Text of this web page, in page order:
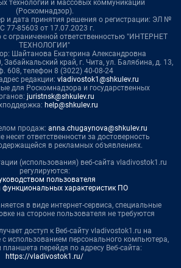
технологий и массовых коммуникаций
(Роскомнадзор).
и дата принятия решения о регистрации: ЭЛ №
77-85603 от 17.07.2023 г.
с ограниченной ответственностью "ИНТЕРНЕТ
ТЕХНОЛОГИИ"
Шайтанова Екатерина Александровна
Забайкальский край, г. Чита, ул. Балябина, д. 13,
608, телефон 8 (3022) 40-08-24
редакции: vladivostok1@shkulev.ru
для Роскомнадзора и государственных
juristnsk@shkulev.ru
help@shkulev.ru
продаж: anna.chugaynova@shkulev.ru
несет ответственности за достоверность
в рекламных объявлениях.
(использования) веб-сайта vladivostok1.ru
регулируются:
пользователя
характеристик ПО
в виде интернет-сервиса, специальные
на стороне пользователя не требуются
доступ к Веб-сайту vladivostok1.ru на
с использованием персонального компьютера,
перейдя по адресу Веб-сайта:
https://vladivostok1.ru/